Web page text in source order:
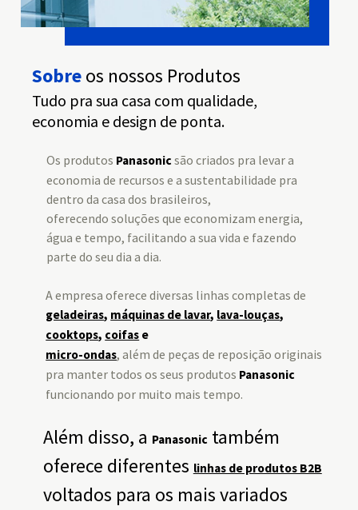
Sobreos nossos Produtos
Tudo pra sua casa com qualidade,
economia e design de ponta.
Os produtos Panasonic são criados pra levar a
economia de recursos e a sustentabilidade pra
dentro da casa dos brasileiros,
oferecendo soluções que economizam energia,
água e tempo, facilitando a sua vida e fazendo
parte do seu dia a dia.
A empresa oferece diversas linhas completas de
geladeiras, máquinas de lavar, lava-louças,
cooktops, coifas e
micro-ondas, além de peças de reposição originais
pra manter todos os seus produtos Panasonic
funcionando por muito mais tempo.
Além disso, a Panasonic também
oferece diferentes linhas de produtos B2B
voltados para os mais variados